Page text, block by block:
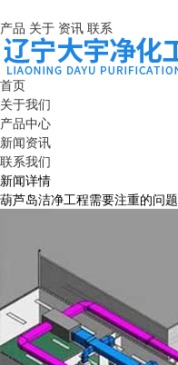
产品 关于 资讯 联系
首页
关于我们
产品中心
新闻资讯
联系我们
新闻详情
葫芦岛洁净工程需要注重的问题